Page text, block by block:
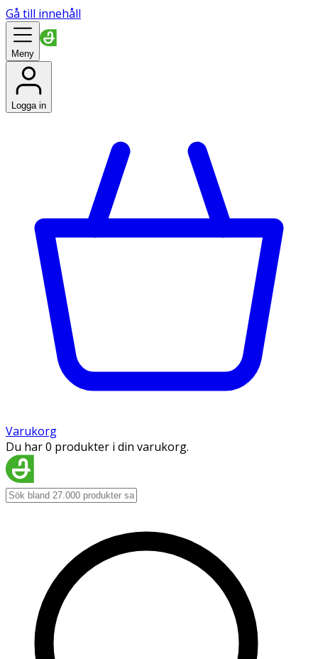
Gå till innehåll
Meny
Logga in
Varukorg
Du har 0 produkter i din varukorg.